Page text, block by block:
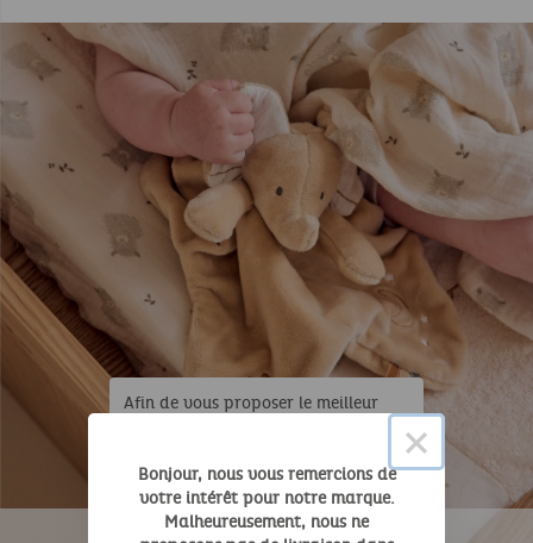
LES ESSENTIELS À PERSONNALISER
Afin de vous proposer le meilleur
sur ce site, vous déclarez accepter
leur utilisation.
×
Bonjour, nous vous remercions de
votre intérêt pour notre marque.
Malheureusement, nous ne